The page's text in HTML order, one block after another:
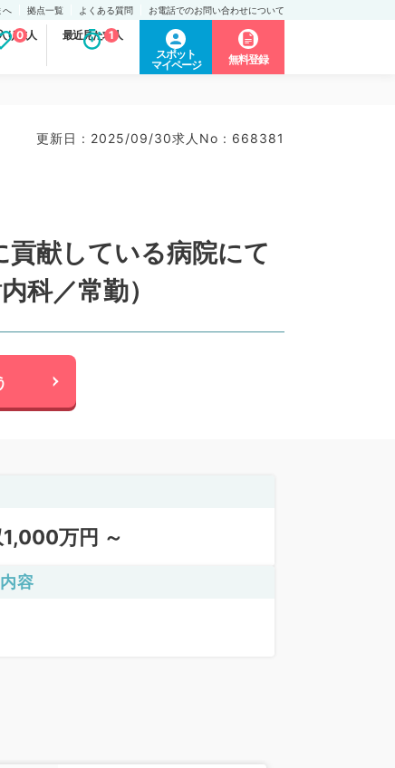
へ 拠点一覧 よくある質問 お電話でのお問い合わせについて
り求人
0 最近見た求人
1
スポット
マイページ
無料登録
更新日 : 2025/09/30求人No : 668381
献している病院にて
科／常勤）
万円 ～
容